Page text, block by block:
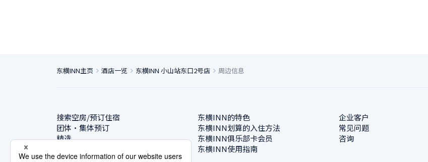
东横INN主页 酒店一览 东横INN 小山站东口2号店 周边信息
搜索空房/预订住宿
团体・集体预订
精选
东横INN的特色
东横INN划算的入住方法
东横INN俱乐部卡会员
东横INN使用指南
企业客户
常见问题
咨询